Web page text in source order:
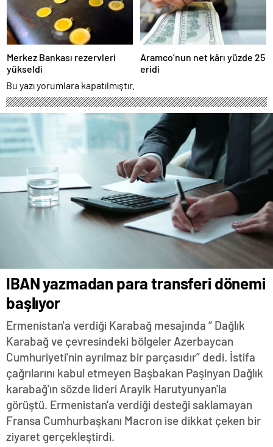
Merkez Bankası rezervleri
yükseldi
Aramco’nun net kârı yüzde 25
eridi
Bu yazı yorumlara kapatılmıştır.
IBAN yazmadan para transferi dönemi
başlıyor
Ermenistan'a verdiği Karabağ mesajında “ Dağlık
Karabağ ve çevresindeki bölgeler Azerbaycan
Cumhuriyeti'nin ayrılmaz bir parçasıdır” dedi. İstifa
çağrılarını kabul etmeyen Başbakan Paşinyan Dağlık
karabağ'ın sözde lideri Arayik Harutyunyan'la
görüştü. Ermenistan'a verdiği desteği saklamayan
Fransa Cumhurbaşkanı Macron ise dikkat çeken bir
ziyaret gerçekleştirdi.